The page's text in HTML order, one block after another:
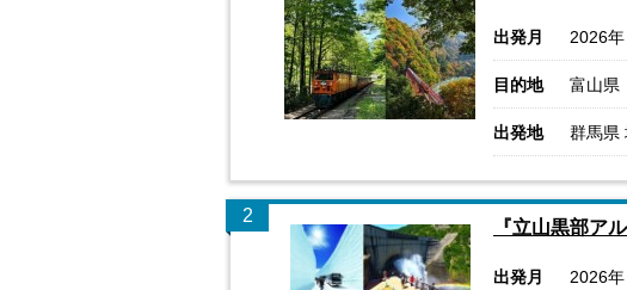
出発月 2026
目的地 富山県
出発地 群馬県
2
『立山黒部ア
出発月 2026